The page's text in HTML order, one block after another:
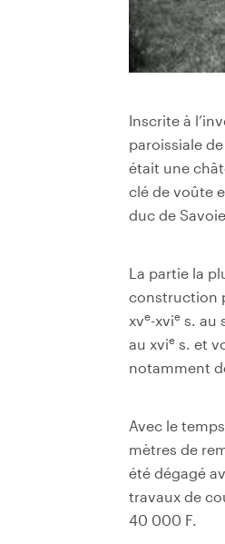
Inscrite à
paroissiale
était une
clé de voûte
duc de
La partie la
construction
xve-xvie s. au
au xvie s. et
notamment
Avec le
mètres de
été dégagé
travaux de
40 000 F.